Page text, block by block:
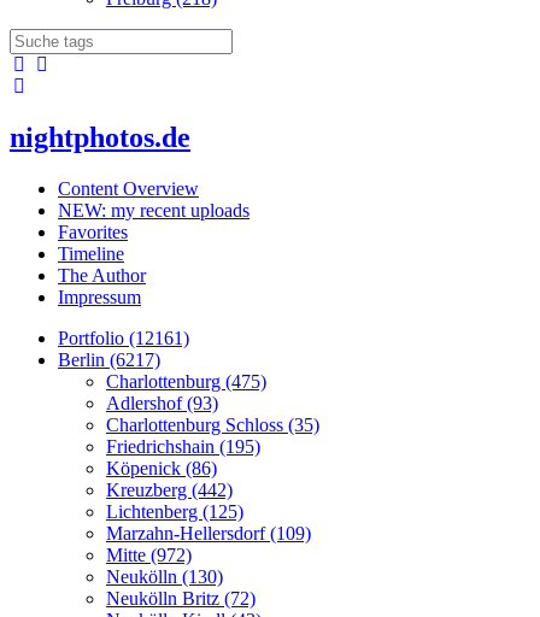
nightphotos.de
Content Overview
NEW: my recent uploads
Favorites
Timeline
The Author
Impressum
Portfolio (12161)
Berlin (6217)
Charlottenburg (475)
Adlershof (93)
Charlottenburg Schloss (35)
Friedrichshain (195)
Köpenick (86)
Kreuzberg (442)
Lichtenberg (125)
Marzahn-Hellersdorf (109)
Mitte (972)
Neukölln (130)
Neukölln Britz (72)